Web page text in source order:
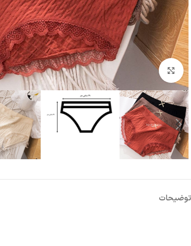
بزرگنمایی تصویر
توضیحات